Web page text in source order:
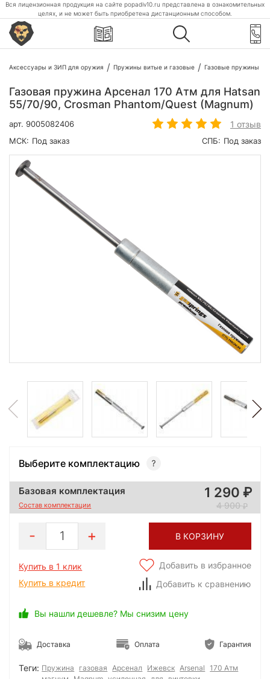
Вся лицензионная продукция на сайте popadiv10.ru представлена в ознакомительных
целях, и не может быть приобретена дистанционным способом.
Аксессуары и ЗИП для оружия Пружины витые и газовые Газовые пружины
Газовая пружина Арсенал 170 Атм для Hatsan
55/70/90, Crosman Phantom/Quest (Magnum)
арт. 9005082406 1 отзыв
МСК: Под заказ СПБ: Под заказ
Выберите комплектацию
Базовая комплектация
Состав комплектации
1 290
4 900
1 В КОРЗИНУ
Купить в 1 клик
Купить в кредит
Добавить в избранное
Добавить к сравнению
Вы нашли дешевле? Мы снизим цену
Доставка Оплата Гарантия
Теги: Пружина газовая Арсенал Ижевск Arsenal
170 Атм